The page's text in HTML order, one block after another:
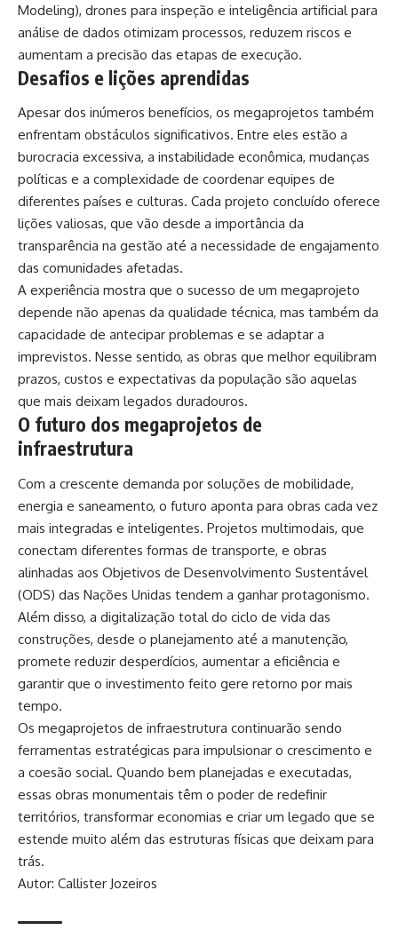
Modeling), drones para inspeção e inteligência artificial para
análise de dados otimizam processos, reduzem riscos e
aumentam a precisão das etapas de execução.
Desafios e lições aprendidas
Apesar dos inúmeros benefícios, os megaprojetos também
enfrentam obstáculos significativos. Entre eles estão a
burocracia excessiva, a instabilidade econômica, mudanças
políticas e a complexidade de coordenar equipes de
diferentes países e culturas. Cada projeto concluído oferece
lições valiosas, que vão desde a importância da
transparência na gestão até a necessidade de engajamento
das comunidades afetadas.
A experiência mostra que o sucesso de um megaprojeto
depende não apenas da qualidade técnica, mas também da
capacidade de antecipar problemas e se adaptar a
imprevistos. Nesse sentido, as obras que melhor equilibram
prazos, custos e expectativas da população são aquelas
que mais deixam legados duradouros.
O futuro dos megaprojetos de
infraestrutura
Com a crescente demanda por soluções de mobilidade,
energia e saneamento, o futuro aponta para obras cada vez
mais integradas e inteligentes. Projetos multimodais, que
conectam diferentes formas de transporte, e obras
alinhadas aos Objetivos de Desenvolvimento Sustentável
(ODS) das Nações Unidas tendem a ganhar protagonismo.
Além disso, a digitalização total do ciclo de vida das
construções, desde o planejamento até a manutenção,
promete reduzir desperdícios, aumentar a eficiência e
garantir que o investimento feito gere retorno por mais
tempo.
Os megaprojetos de infraestrutura continuarão sendo
ferramentas estratégicas para impulsionar o crescimento e
a coesão social. Quando bem planejadas e executadas,
essas obras monumentais têm o poder de redefinir
territórios, transformar economias e criar um legado que se
estende muito além das estruturas físicas que deixam para
trás.
Autor: Callister Jozeiros